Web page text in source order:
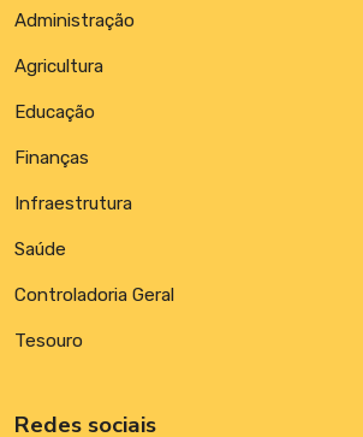
Administração
Agricultura
Educação
Finanças
Infraestrutura
Saúde
Controladoria Geral
Tesouro
Redes sociais